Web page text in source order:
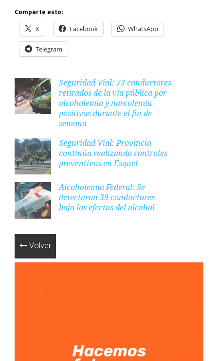
Comparte esto:
X Facebook WhatsApp
Telegram
Seguridad Vial: 73 conductores
retirados de la vía pública por
alcoholemia y narcolemia
positivas durante el fin de
semana
Seguridad Vial: Provincia
continúa realizando controles
preventivos en Esquel
Alcoholemia Federal: Se
detectaron 39 conductores
bajo los efectos del alcohol
Volver